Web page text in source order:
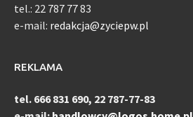
tel.: 22 787 77 83
e-mail: redakcja@zyciepw.pl
REKLAMA
tel. 666 831 690, 22 787-77-83